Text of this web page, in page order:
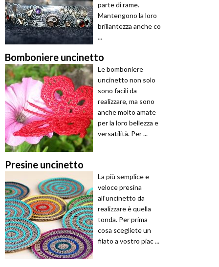
parte di rame.
Mantengono la loro
brillantezza anche co
...
Bomboniere uncinetto
Le bomboniere
uncinetto non solo
sono facili da
realizzare, ma sono
anche molto amate
per la loro bellezza e
versatilità. Per ...
Presine uncinetto
La più semplice e
veloce presina
all’uncinetto da
realizzare è quella
tonda. Per prima
cosa scegliete un
filato a vostro piac ...